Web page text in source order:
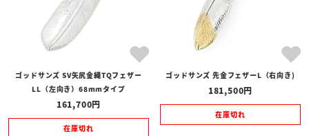
ゴッドサンズ SV矢尻金縄TQフェザー
LL（左向き）68mmタイプ
161,700
在庫切れ
ゴッドサンズ 先金フェザーL（右向き)
181,500
在庫切れ